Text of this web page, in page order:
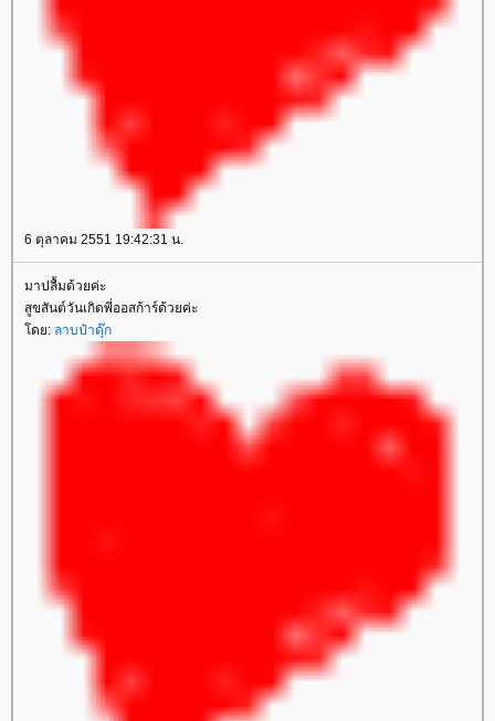
6 ตุลาคม 2551 19:42:31 น.
มาปลื้มด้วยค่ะ
สูขสันต์วันเกิดพี่ออสก้าร์ด้วยค่ะ
โดย: ลาบป๋าดุ๊ก